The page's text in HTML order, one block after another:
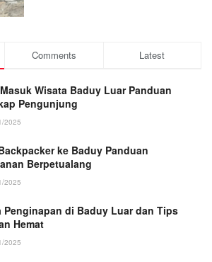
Comments Latest
Wisata Baduy Luar Panduan
Pengunjung
2025
ke Baduy Panduan
Berpetualang
2025
Penginapan di Baduy Luar dan Tips
Hemat
2025